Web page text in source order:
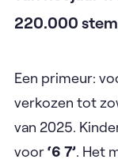
220.000
Een primeur:
verkozen tot
van 2025.
voor‘6 7’. Het